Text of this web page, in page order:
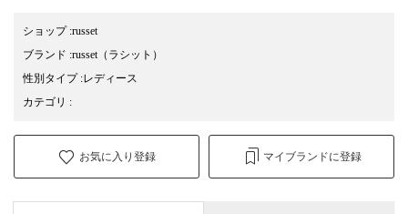
ショップ:russet
ブランド :russet （ラシット）
性別タイプ:レディース
カテゴリ :
お気に入り登録 マイブランドに登録